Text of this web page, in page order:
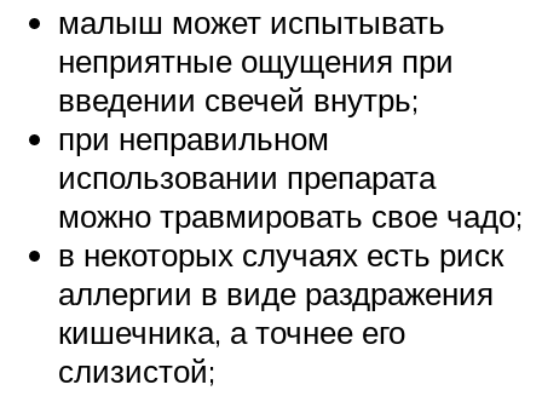
малыш может испытывать
неприятные ощущения при
введении свечей внутрь;
при неправильном
использовании препарата
можно травмировать свое чадо;
в некоторых случаях есть риск
аллергии в виде раздражения
кишечника, а точнее его
слизистой;